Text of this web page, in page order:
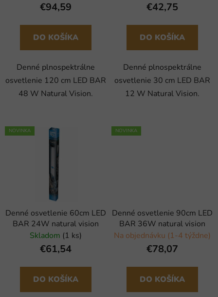
€94,59
DO KOŠÍKA
Denné plnospektrálne
osvetlenie 120 cm LED BAR
48 W Natural Vision.
€42,75
DO KOŠÍKA
Denné plnospektrálne
osvetlenie 30 cm LED BAR
12 W Natural Vision.
NOVINKA
Denné osvetlenie 60cm LED
BAR 24W natural vision
Skladom (1 ks)
€61,54
DO KOŠÍKA
NOVINKA
Denné osvetlenie 90cm LED
BAR 36W natural vision
Na objednávku (1-4 týždne)
€78,07
DO KOŠÍKA